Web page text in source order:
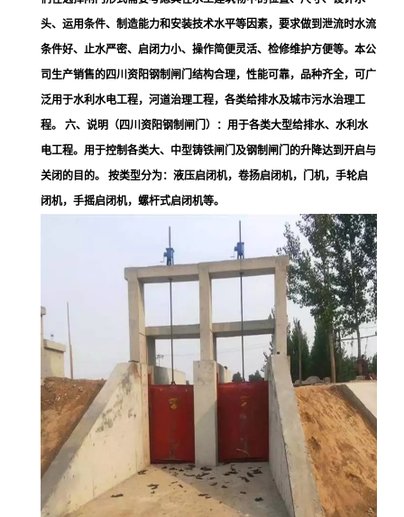
头、运用条件、制造能力和安装技术水平等因素，要求做到泄流时水流
条件好、止水严密、启闭力小、操作简便灵活、检修维护方便等。本公
司生产销售的四川资阳钢制闸门结构合理，性能可靠，品种齐全，可广
泛用于水利水电工程，河道治理工程，各类给排水及城市污水治理工
程。 六、说明（四川资阳钢制闸门）：用于各类大型给排水、水利水
电工程。用于控制各类大、中型铸铁闸门及钢制闸门的升降达到开启与
关闭的目的。 按类型分为：液压启闭机，卷扬启闭机，门机，手轮启
闭机，手摇启闭机，螺杆式启闭机等。